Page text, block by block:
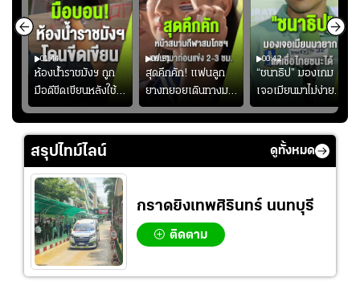
01:44
ห้องน้ำราชมังฯ ถูก
มือดีขีดเขียนหลังใช้
งานเพียงนัดเดียว
สมาคมฟุตบอลฯ
วอนแฟนบอลร่วมกัน
ดูแล
00:51
สุดคึกคัก! แฟนลูก
ยางทยอยเดินทางมา
หน้าสนามกีฬา
สมโภชฯ กันอย่าง
00:42
“ชนาธิป” มองเกม
เจอเมียนมาไม่ง่าย
ยอมรับเป็นงานยาก
สำหรับทีมชาติไทย
แต่เชื่อมั่นศักยภาพ
สรุปไทม์ไลน์ ดูทั้งหมด
กราดยิงเทพศิรินทร์ นนทบุรี
ติดตาม